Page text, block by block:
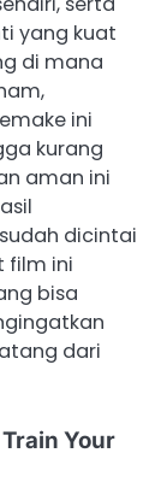
yang kuat
di mana
ini
kurang
aman ini
dicintai
film ini
bisa
dari
Your